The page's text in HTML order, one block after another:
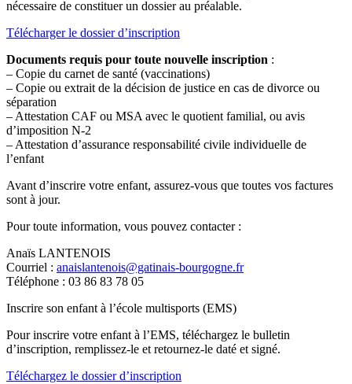
nécessaire de constituer un dossier au préalable.
Télécharger le dossier d’inscription
Documents requis pour toute nouvelle inscription :
– Copie du carnet de santé (vaccinations)
– Copie ou extrait de la décision de justice en cas de divorce ou
séparation
– Attestation CAF ou MSA avec le quotient familial, ou avis
d’imposition N-2
– Attestation d’assurance responsabilité civile individuelle de
l’enfant
Avant d’inscrire votre enfant, assurez-vous que toutes vos factures
sont à jour.
Pour toute information, vous pouvez contacter :
Anaïs LANTENOIS
Courriel : anaislantenois@gatinais-bourgogne.fr
Téléphone : 03 86 83 78 05
Inscrire son enfant à l’école multisports (EMS)
Pour inscrire votre enfant à l’EMS, téléchargez le bulletin
d’inscription, remplissez-le et retournez-le daté et signé.
Téléchargez le dossier d’inscription